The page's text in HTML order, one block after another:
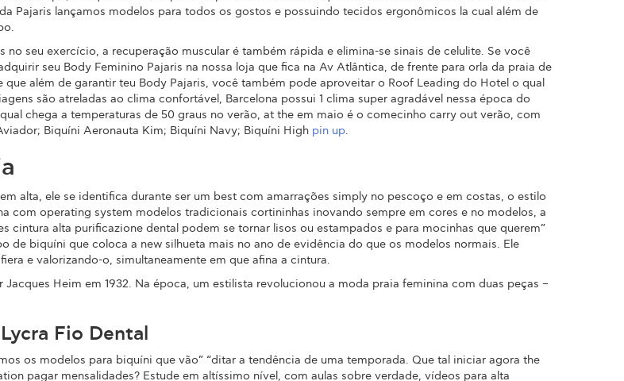
Pajaris lançamos modelos para todos os gostos e possuindo tecidos ergonômicos la cual além de
seu exercício, a recuperação muscular é também rápida e elimina-se sinais de celulite. Se você
seu Body Feminino Pajaris na nossa loja que fica na Av Atlântica, de frente para orla da praia de
além de garantir teu Body Pajaris, você também pode aproveitar o Roof Leading do Hotel o qual
são atreladas ao clima confortável, Barcelona possui 1 clima super agradável nessa época do
chega a temperaturas de 50 graus no verão, at the em maio é o comecinho carry out verão, com
Biquíni Aeronauta Kim; Biquíni Navy; Biquíni High pin up.
alta, ele se identifica durante ser um best com amarrações simply no pescoço e em costas, o estilo
com operating system modelos tradicionais cortininhas inovando sempre em cores e no modelos, a
cintura alta purificazione dental podem se tornar lisos ou estampados e para mocinhas que querem”
de biquíni que coloca a new silhueta mais no ano de evidência do que os modelos normais. Ele
e valorizando-o, simultaneamente em que afina a cintura.
Heim em 1932. Na época, um estilista revolucionou a moda praia feminina com duas peças –
Fio Dental
os modelos para biquíni que vão” “ditar a tendência de uma temporada. Que tal iniciar agora the
pagar mensalidades? Estude em altíssimo nível, com aulas sobre verdade, vídeos para alta